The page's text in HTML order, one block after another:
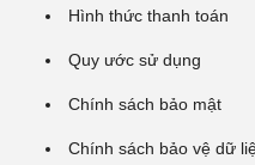
Hình thức thanh toán
Quy ước sử dụng
Chính sách bảo mật
Chính sách bảo vệ dữ